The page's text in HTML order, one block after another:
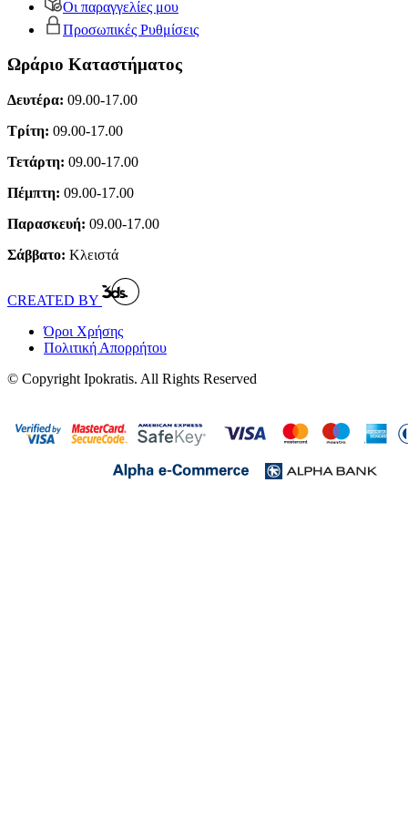
Οι παραγγελίες μου
Προσωπικές Ρυθμίσεις
Ωράριο Καταστήματος
Δευτέρα: 09.00-17.00
Τρίτη: 09.00-17.00
Τετάρτη: 09.00-17.00
Πέμπτη: 09.00-17.00
Παρασκευή: 09.00-17.00
Σάββατο: Κλειστά
CREATED BY
Όροι Χρήσης
Πολιτική Απορρήτου
© Copyright Ipokratis. All Rights Reserved